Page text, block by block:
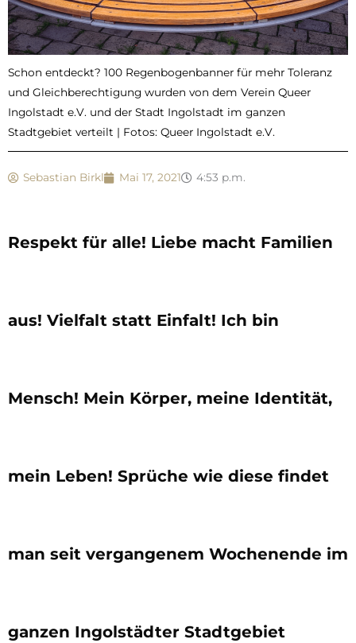
Schon entdeckt? 100 Regenbogenbanner für mehr Toleranz
und Gleichberechtigung wurden von dem Verein Queer
Ingolstadt e.V. und der Stadt Ingolstadt im ganzen
Stadtgebiet verteilt | Fotos: Queer Ingolstadt e.V.
Sebastian Birkl Mai 17, 2021 4:53 p.m.
Respekt für alle! Liebe macht Familien
aus! Vielfalt statt Einfalt! Ich bin
Mensch! Mein Körper, meine Identität,
mein Leben! Sprüche wie diese findet
man seit vergangenem Wochenende im
ganzen Ingolstädter Stadtgebiet